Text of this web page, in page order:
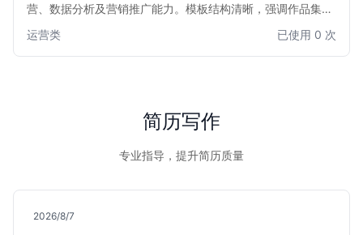
营、数据分析及营销推广能力。模板结构清晰，强调作品集和
跃迁。适用于希望突出实战成果、追求高薪的新媒体运营、内
容运营及社群运营等职位。
运营类 已使用 0 次
简历写作
专业指导，提升简历质量
2026/8/7